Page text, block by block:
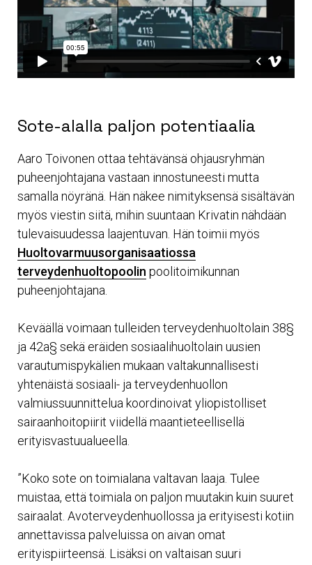
Sote-alalla paljon potentiaalia
Aaro Toivonen ottaa tehtävänsä ohjausryhmän
puheenjohtajana vastaan innostuneesti mutta
samalla nöyränä. Hän näkee nimityksensä sisältävän
myös viestin siitä, mihin suuntaan Krivatin nähdään
tulevaisuudessa laajentuvan. Hän toimii myös
Huoltovarmuusorganisaatiossa
terveydenhuoltopoolin poolitoimikunnan
puheenjohtajana.
Keväällä voimaan tulleiden terveydenhuoltolain 38§
ja 42a§ sekä eräiden sosiaalihuoltolain uusien
varautumispykälien mukaan valtakunnallisesti
yhtenäistä sosiaali- ja terveydenhuollon
valmiussuunnittelua koordinoivat yliopistolliset
sairaanhoitopiirit viidellä maantieteellisellä
erityisvastuualueella.
”Koko sote on toimialana valtavan laaja. Tulee
muistaa, että toimiala on paljon muutakin kuin suuret
sairaalat. Avoterveydenhuollossa ja erityisesti kotiin
annettavissa palveluissa on aivan omat
erityispiirteensä. Lisäksi on valtaisan suuri